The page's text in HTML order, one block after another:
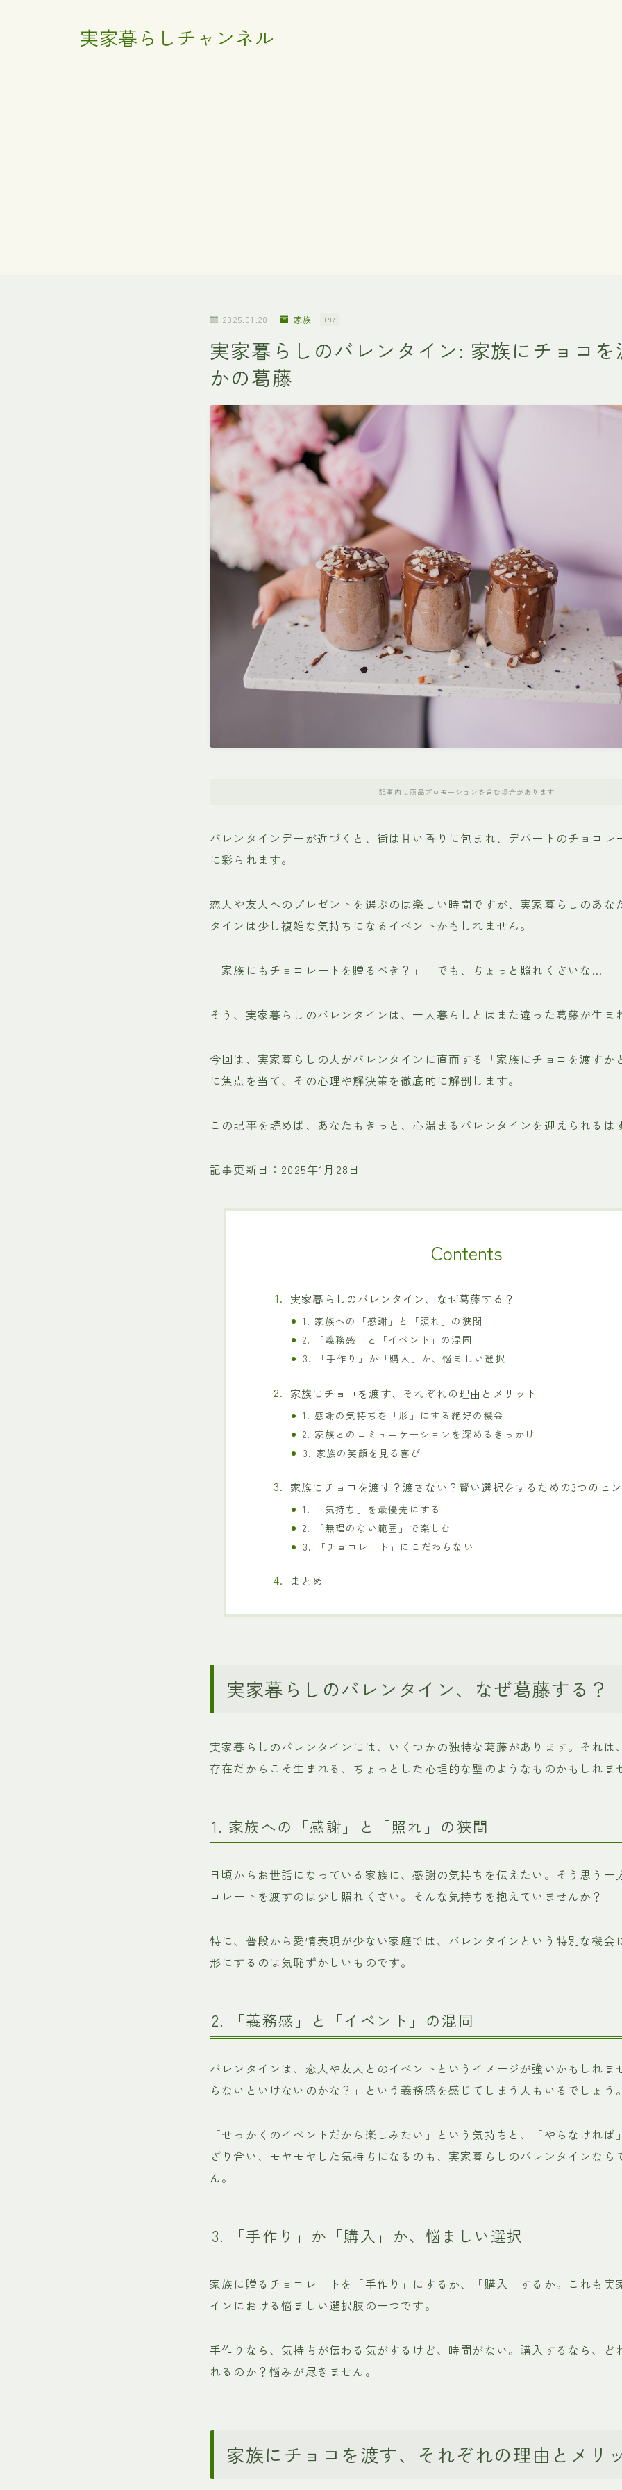
実家暮らしチャンネル
2025.01.28 家族 PR
実家暮らしのバレンタイン: 家族にチョコを
かの葛藤
記事内に商品プロモーションを含む場合があります
バレンタインデーが近づくと、街は甘い香りに包まれ、デパートのチョコレ
に彩られます。
恋人や友人へのプレゼントを選ぶのは楽しい時間ですが、実家暮らしのあな
タインは少し複雑な気持ちになるイベントかもしれません。
「家族にもチョコレートを贈るべき？」「でも、ちょっと照れくさいな…」
そう、実家暮らしのバレンタインは、一人暮らしとはまた違った葛藤が生ま
今回は、実家暮らしの人がバレンタインに直面する「家族にチョコを渡すか
に焦点を当て、その心理や解決策を徹底的に解剖します。
この記事を読めば、あなたもきっと、心温まるバレンタインを迎えられるは
記事更新日：2025年1月28日
Contents
実家暮らしのバレンタイン、なぜ葛藤する？
1. 家族への「感謝」と「照れ」の狭間
2. 「義務感」と「イベント」の混同
3. 「手作り」か「購入」か、悩ましい選択
家族にチョコを渡す、それぞれの理由とメリット
1. 感謝の気持ちを「形」にする絶好の機会
2. 家族とのコミュニケーションを深めるきっかけ
3. 家族の笑顔を見る喜び
家族にチョコを渡す？渡さない？賢い選択をするための3つのヒン
1. 「気持ち」を最優先にする
2. 「無理のない範囲」で楽しむ
3. 「チョコレート」にこだわらない
まとめ
実家暮らしのバレンタイン、なぜ葛藤する？
実家暮らしのバレンタインには、いくつかの独特な葛藤があります。それは
存在だからこそ生まれる、ちょっとした心理的な壁のようなものかもしれま
1. 家族への「感謝」と「照れ」の狭間
日頃からお世話になっている家族に、感謝の気持ちを伝えたい。そう思う一
コレートを渡すのは少し照れくさい。そんな気持ちを抱えていませんか？
特に、普段から愛情表現が少ない家庭では、バレンタインという特別な機会
形にするのは気恥ずかしいものです。
2. 「義務感」と「イベント」の混同
バレンタインは、恋人や友人とのイベントというイメージが強いかもしれま
らないといけないのかな？」という義務感を感じてしまう人もいるでしょう。
「せっかくのイベントだから楽しみたい」という気持ちと、「やらなければ
ざり合い、モヤモヤした気持ちになるのも、実家暮らしのバレンタインなら
ん。
3. 「手作り」か「購入」か、悩ましい選択
家族に贈るチョコレートを「手作り」にするか、「購入」するか。これも実
インにおける悩ましい選択肢の一つです。
手作りなら、気持ちが伝わる気がするけど、時間がない。購入するなら、ど
れるのか？悩みが尽きません。
家族にチョコを渡す、それぞれの理由とメリ